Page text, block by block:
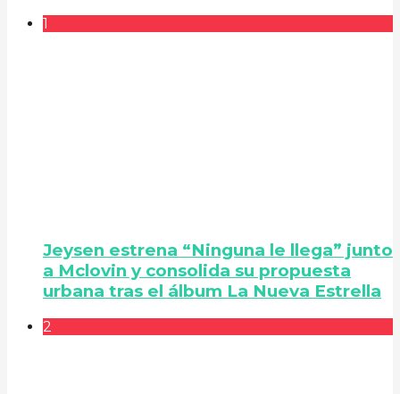
1
Jeysen estrena “Ninguna le llega” junto
a Mclovin y consolida su propuesta
urbana tras el álbum La Nueva Estrella
2